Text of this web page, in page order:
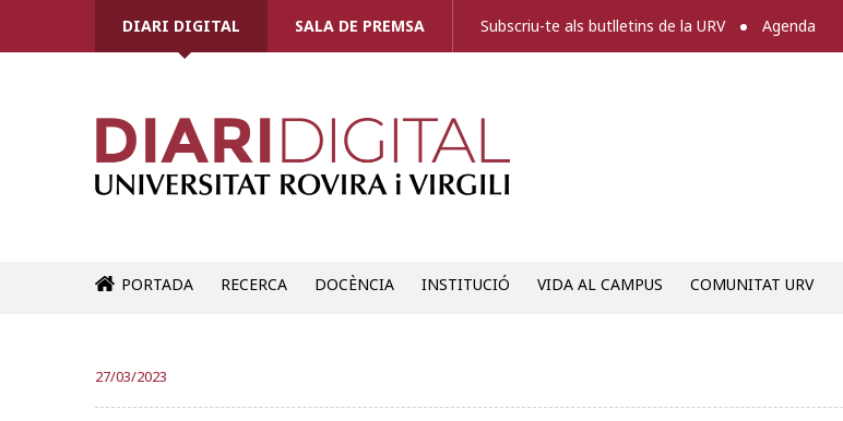
DIARI DIGITAL SALA DE PREMSA Subscriu-te als butlletins de la URV Agenda
PORTADA RECERCA DOCÈNCIA INSTITUCIÓ VIDA AL CAMPUS COMUNITAT URV
27/03/2023